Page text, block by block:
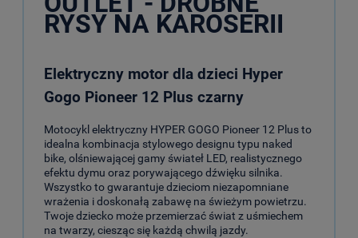
RYSY NA KAROSERII
Elektryczny motor dla dzieci Hyper
Gogo Pioneer 12 Plus czarny
Motocykl elektryczny HYPER GOGO Pioneer 12 Plus to
idealna kombinacja stylowego designu typu naked
bike, olśniewającej gamy świateł LED, realistycznego
efektu dymu oraz porywającego dźwięku silnika.
Wszystko to gwarantuje dzieciom niezapomniane
wrażenia i doskonałą zabawę na świeżym powietrzu.
Twoje dziecko może przemierzać świat z uśmiechem
na twarzy, ciesząc się każdą chwilą jazdy.